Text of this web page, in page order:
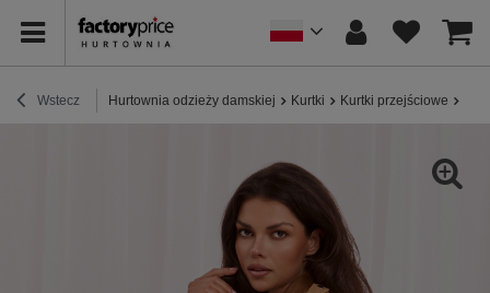
Wstecz Hurtownia odzieży damskiej Kurtki Kurtki przejściowe